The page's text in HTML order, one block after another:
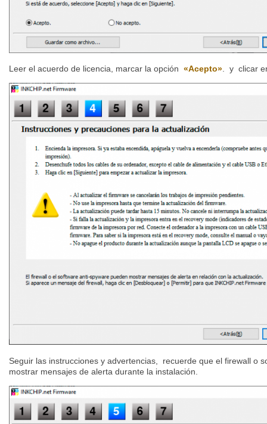
Leer el acuerdo de licencia, marcar la opción «Acepto». y clicar
Seguir las instrucciones y advertencias, recuerde que el firewall o
mostrar mensajes de alerta durante la instalación.